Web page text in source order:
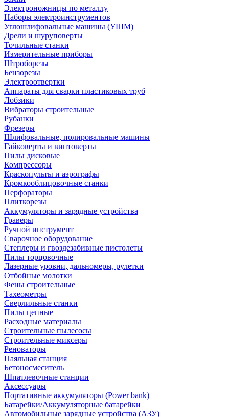
Электроножницы по металлу
Наборы электроинструментов
Углошлифовальные машины (УШМ)
Дрели и шуруповерты
Точильные станки
Измерительные приборы
Штроборезы
Бензорезы
Электроотвертки
Аппараты для сварки пластиковых труб
Лобзики
Вибраторы строительные
Рубанки
Фрезеры
Шлифовальные, полировальные машины
Гайковерты и винтоверты
Пилы дисковые
Компрессоры
Краскопульты и аэрографы
Кромкооблицовочные станки
Перфораторы
Плиткорезы
Аккумуляторы и зарядные устройства
Граверы
Ручной инструмент
Сварочное оборудование
Степлеры и гвоздезабивные пистолеты
Пилы торцовочные
Лазерные уровни, дальномеры, рулетки
Отбойные молотки
Фены строительные
Тахеометры
Сверлильные станки
Пилы цепные
Расходные материалы
Строительные пылесосы
Строительные миксеры
Реноваторы
Паяльная станция
Бетоносмеситель
Шпатлевочные станции
Аксессуары
Портативные аккумуляторы (Power bank)
Батарейки/Аккумуляторные батарейки
Автомобильные зарядные устройства (АЗУ)